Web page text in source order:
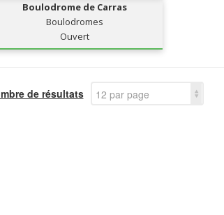
Boulodrome de Carras
Boulodromes
Ouvert
de résultats 12 par page